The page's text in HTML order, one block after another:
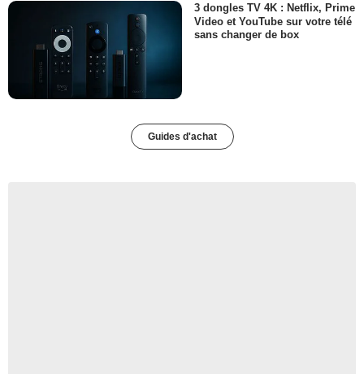
3 dongles TV 4K : Netflix, Prime
Video et YouTube sur votre télé
sans changer de box
Guides d'achat